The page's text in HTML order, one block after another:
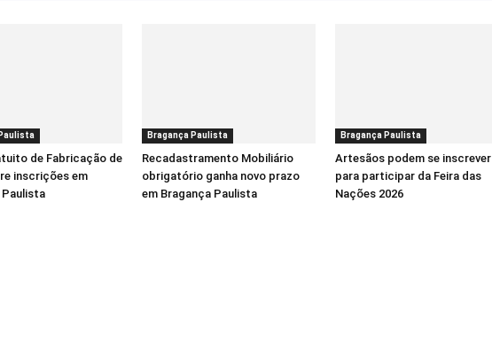
de Fabricação de
inscrições em
Paulista
Bragança Paulista
Recadastramento Mobiliário
obrigatório ganha novo prazo
em Bragança Paulista
Bragança Paulista
Artesãos podem se inscrever
para participar da Feira das
Nações 2026